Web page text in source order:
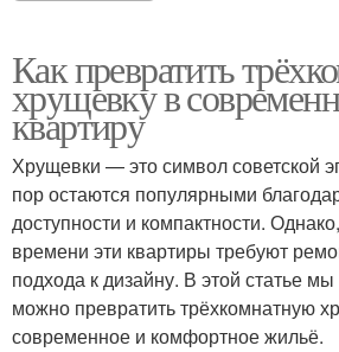
Как превратить
хрущевку в
квартиру
Хрущевки — это символ советской
пор остаются популярными
доступности и компактности.
времени эти квартиры требуют
подхода к дизайну. В этой статье
можно превратить трёхкомнатную
современное и комфортное жильё.